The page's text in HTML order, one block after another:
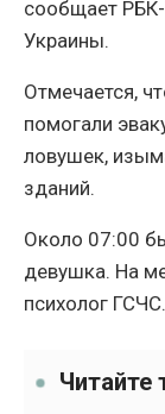
сообщает
Украины.
Отмечается,
помогали
ловушек,
зданий.
Около 07:00
девушка. На
психолог ГСЧС.
Читайте